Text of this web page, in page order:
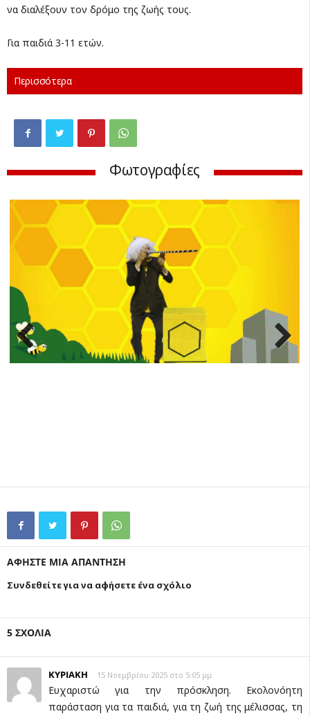
να διαλέξουν τον δρόμο της ζωής τους.
Για παιδιά 3-11 ετών.
Περισσότερα
Φωτογραφίες
Previ
Next
5 ΣΧΟΛΙΑ
ΚΥΡΙΑΚΗ 15 Νοεμβρίου 2025 στο 5:05 μμ
Ευχαριστώ για την πρόσκληση. Εκολονόητη
παράσταση για τα παιδιά, για τη ζωή της μέλισσας, τη
ΑΦΗΣΤΕ ΜΙΑ ΑΠΑΝΤΗΣΗ
Συνδεθείτε για να αφήσετε ένα σχόλιο